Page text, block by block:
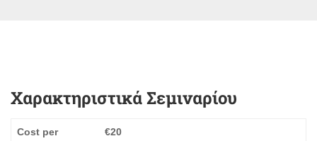
Χαρακτηριστικά Σεμιναρίου
Cost per
€20